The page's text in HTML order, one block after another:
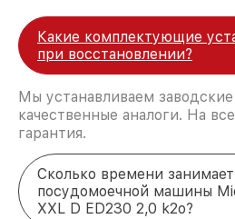
Какие комплектующие
при восстановлении?
Мы устанавливаем
качественные аналоги. На
гарантия.
Сколько времени
посудомоечной машины
XXL D ED230 2,0 k2o?